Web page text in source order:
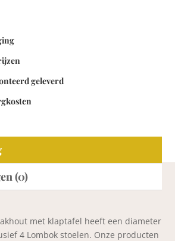
geleverd
(0)
met klaptafel heeft een diameter
4 Lombok stoelen. Onze producten